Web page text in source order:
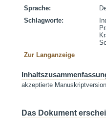
Sprache:
Schlagworte:
Zur Langanzeige
akzeptierte Manuskriptversion
Das Dokument